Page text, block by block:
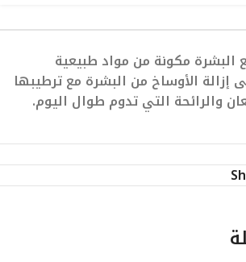
مكونة من مواد طبيعية
إزالة الأوساخ من البشرة مع ترطيبها
والرائحة التي تدوم طوال اليوم.